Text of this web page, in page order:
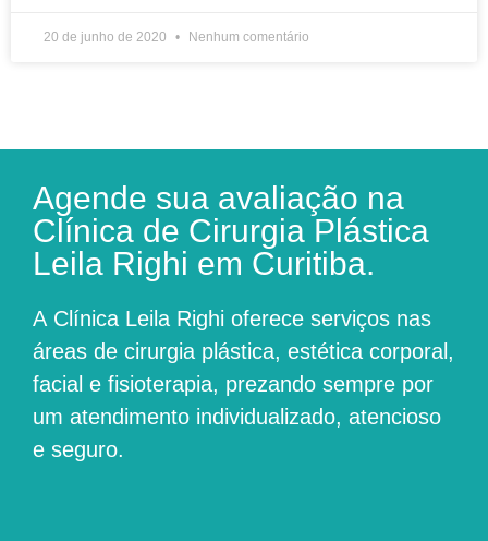
20 de junho de 2020 Nenhum comentário
Agende sua avaliação na
Clínica de Cirurgia Plástica
Leila Righi em Curitiba.
A Clínica Leila Righi oferece serviços nas
áreas de cirurgia plástica, estética corporal,
facial e fisioterapia, prezando sempre por
um atendimento individualizado, atencioso
e seguro.